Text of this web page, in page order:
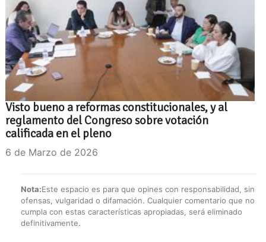
Visto bueno a reformas constitucionales, y al
reglamento del Congreso sobre votación
calificada en el pleno
6 de Marzo de 2026
Nota:Este espacio es para que opines con responsabilidad, sin
ofensas, vulgaridad o difamación. Cualquier comentario que no
cumpla con estas características apropiadas, será eliminado
definitivamente.